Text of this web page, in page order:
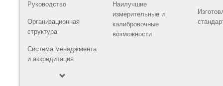
Руководство
Организационная
структура
Система менеджмента
и аккредитация
Наилучшие
измерительные и
калибровочные
возможности